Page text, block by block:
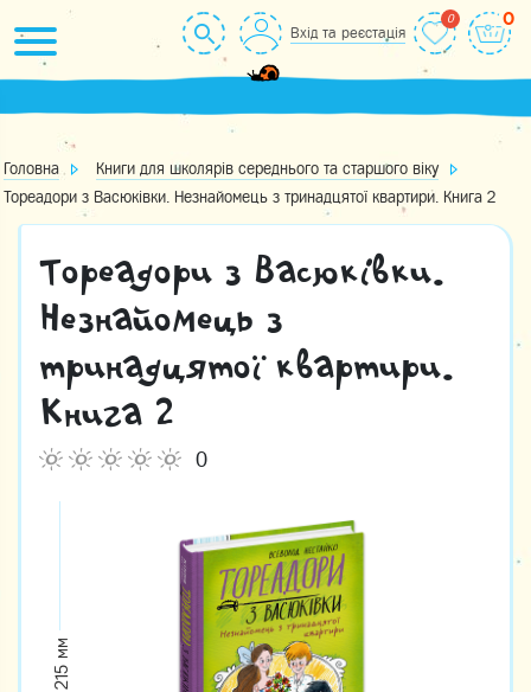
to
content
Вхід та реєстація
0
Головна
Книги для школярів середнього та старшого віку
Тореадори з Васюківки. Незнайомець з тринадцятої квартири. Книга 2
Тореадори з Васюківки.
Незнайомець з
тринадцятої квартири.
Книга 2
0
215 мм